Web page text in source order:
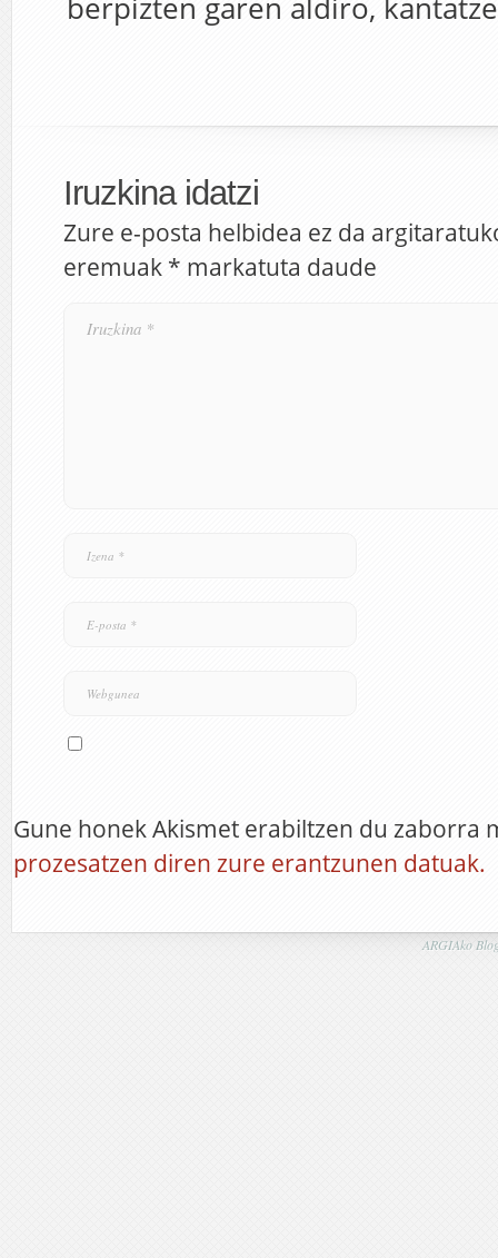
berpizten garen aldiro,
Iruzkina idatzi
Zure e-posta helbidea ez da
eremuak * markatuta daude
Gune honek Akismet erabiltzen du zaborra
prozesatzen diren zure erantzunen datuak.
ARGIAko